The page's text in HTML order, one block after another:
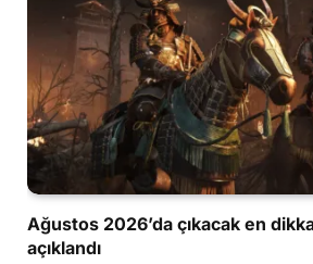
Ağustos 2026’da çıkacak en
açıklandı